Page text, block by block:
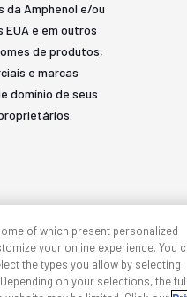
da Amphenol e/ou
EUA e em outros
de produtos,
e marcas
domínio de seus
Privacidade e cookies
Mapa do site
of which present personalized
your online experience. You
the types you allow by selecting
Depending on your selections, the full